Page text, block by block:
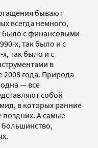
бывают
всегда немного,
было с финансовыми
х, так было и с
так было и с
в
года. Природа
— все
собой
в которых ранние
поздних. А самые